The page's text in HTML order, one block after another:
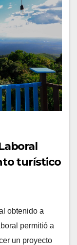
turístico
obtenido a
permitió a
un proyecto